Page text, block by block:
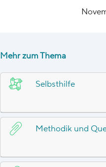
Mehr zum Thema
Selbsthilfe
Methodik und